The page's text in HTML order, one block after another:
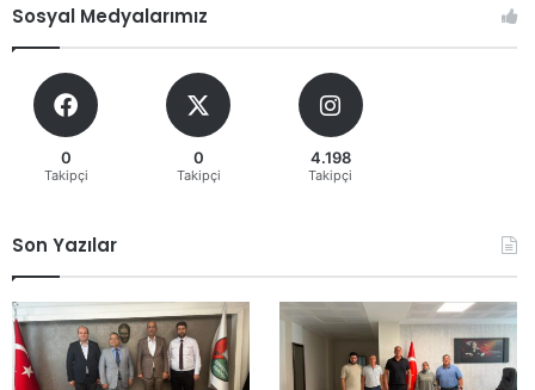
Sosyal Medyalarımız
0
Takipçi
0
Takipçi
4.198
Takipçi
Son Yazılar